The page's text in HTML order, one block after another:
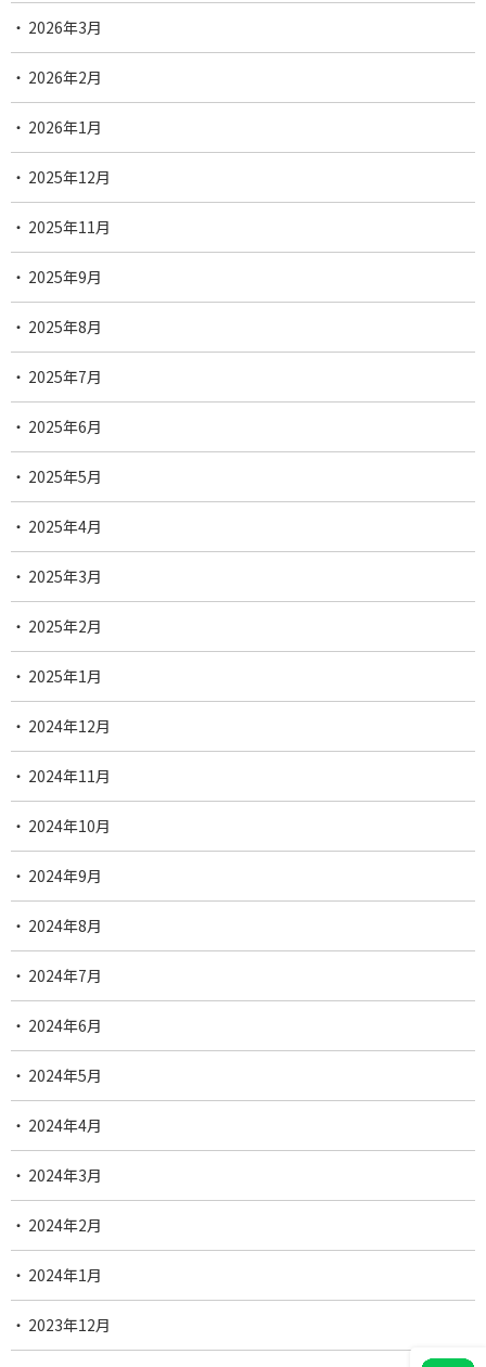
2026年3月
2026年2月
2026年1月
2025年12月
2025年11月
2025年9月
2025年8月
2025年7月
2025年6月
2025年5月
2025年4月
2025年3月
2025年2月
2025年1月
2024年12月
2024年11月
2024年10月
2024年9月
2024年8月
2024年7月
2024年6月
2024年5月
2024年4月
2024年3月
2024年2月
2024年1月
2023年12月